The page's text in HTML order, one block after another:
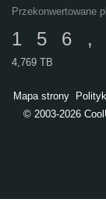
Przekonwertowane
4,769 TB
Mapa strony
© 2003-2026